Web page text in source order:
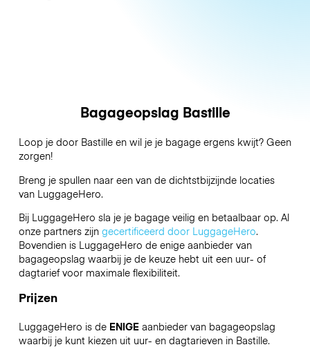
Bagageopslag Bastille
Loop je door Bastille en wil je je bagage ergens kwijt? Geen
zorgen!
Breng je spullen naar een van de dichtstbijzijnde locaties
van LuggageHero.
Bij LuggageHero sla je je bagage veilig en betaalbaar op. Al
onze partners zijn gecertificeerd door LuggageHero.
Bovendien is LuggageHero de enige aanbieder van
bagageopslag waarbij je de keuze hebt uit een uur- of
dagtarief voor maximale flexibiliteit.
Prijzen
LuggageHero is de ENIGEaanbieder van bagageopslag
waarbij je kunt kiezen uit uur- en dagtarieven in Bastille.